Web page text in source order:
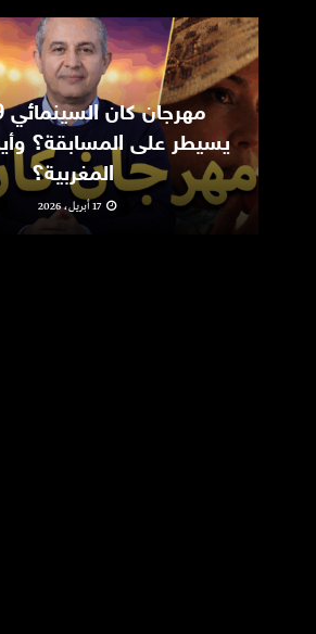
يسيطر على المسابقة؟
المغربية؟
17 أبريل، 2026